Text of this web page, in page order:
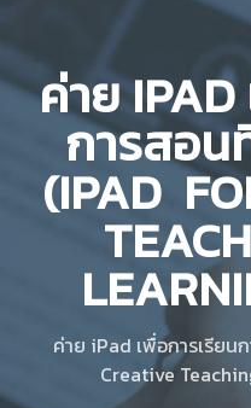
ค่าย
การสอน
(IPAD
ค่าย iPad เพื่อการเรีย
Creative